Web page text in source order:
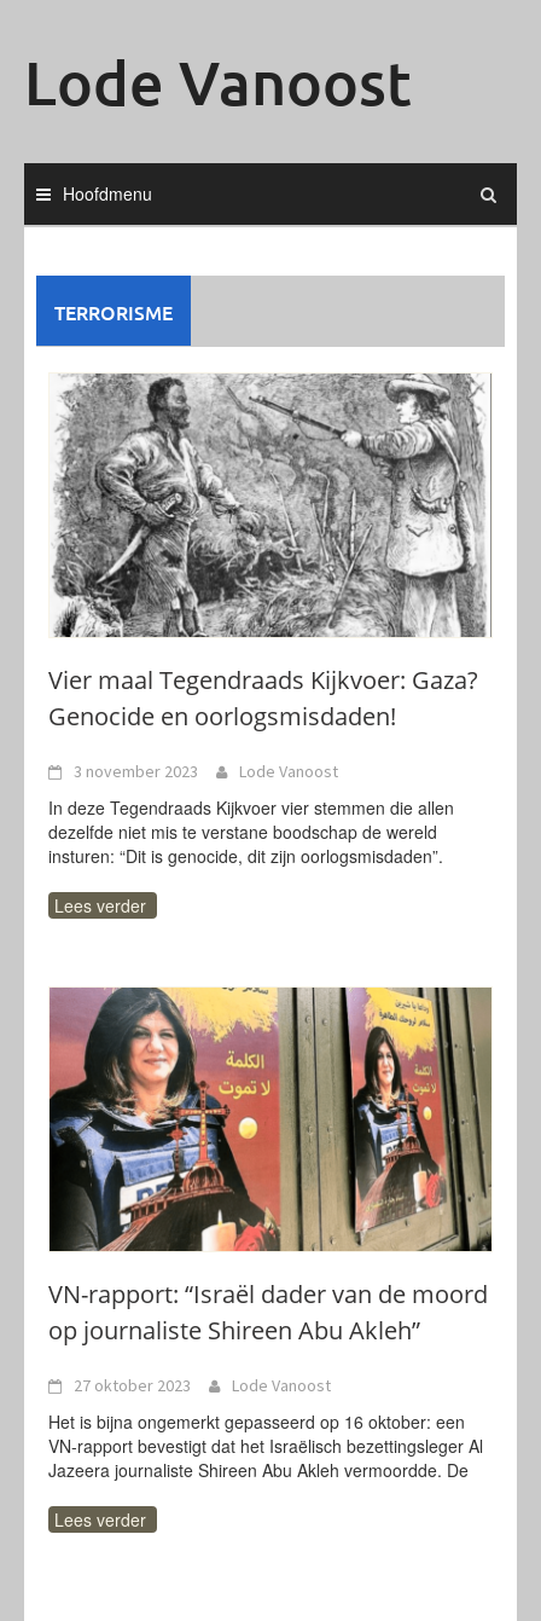
Lode Vanoost
Hoofdmenu
TERRORISME
Vier maal Tegendraads Kijkvoer: Gaza?
Genocide en oorlogsmisdaden!
3 november 2023 Lode Vanoost
In deze Tegendraads Kijkvoer vier stemmen die allen
dezelfde niet mis te verstane boodschap de wereld
insturen: “Dit is genocide, dit zijn oorlogsmisdaden”.
Lees verder
VN-rapport: “Israël dader van de moord
op journaliste Shireen Abu Akleh”
27 oktober 2023 Lode Vanoost
Het is bijna ongemerkt gepasseerd op 16 oktober: een
VN-rapport bevestigt dat het Israëlisch bezettingsleger Al
Jazeera journaliste Shireen Abu Akleh vermoordde. De
Lees verder